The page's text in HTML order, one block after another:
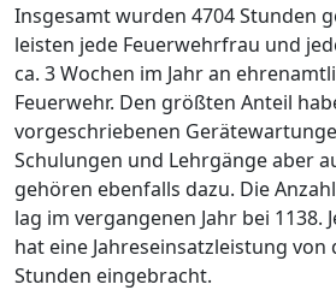
Insgesamt wurden 4704 Stunden
leisten jede Feuerwehrfrau und
ca. 3 Wochen im Jahr an
Feuerwehr. Den größten Anteil
vorgeschriebenen
Schulungen und Lehrgänge aber
gehören ebenfalls dazu. Die
lag im vergangenen Jahr bei 1138.
hat eine Jahreseinsatzleistung
Stunden eingebracht.